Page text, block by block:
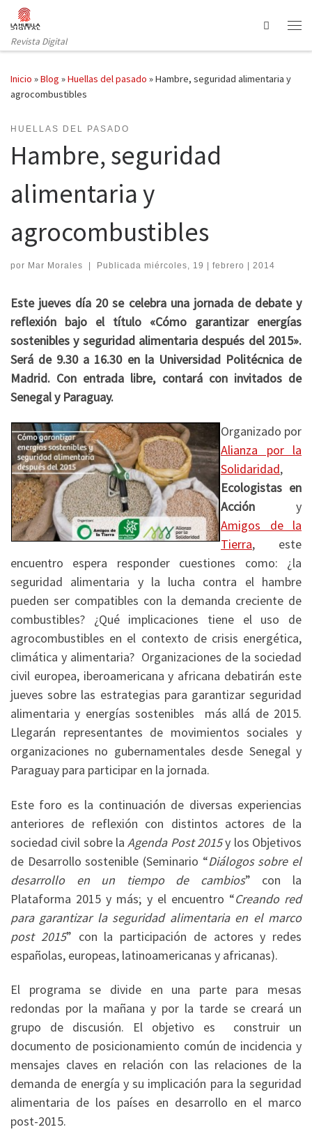
Saltar al contenido
Revista Digital
Search
Inicio »Blog »Huellas del pasado »Hambre, seguridad alimentaria y
agrocombustibles
HUELLAS DEL PASADO
Hambre, seguridad
alimentaria y
agrocombustibles
por Mar Morales | Publicada miércoles, 19 | febrero | 2014
Este jueves día 20 se celebra una jornada de debate y
reflexión bajo el título «Cómo garantizar energías
sostenibles y seguridad alimentaria después del 2015».
Será de 9.30 a 16.30 en la Universidad Politécnica de
Madrid. Con entrada libre, contará con invitados de
Senegal y Paraguay.
Organizado por
Alianza por la
Solidaridad,
Ecologistas en
Acción y
Amigos de la
Tierra, este
encuentro espera responder cuestiones como: ¿la
seguridad alimentaria y la lucha contra el hambre
pueden ser compatibles con la demanda creciente de
combustibles? ¿Qué implicaciones tiene el uso de
agrocombustibles en el contexto de crisis energética,
climática y alimentaria? Organizaciones de la sociedad
civil europea, iberoamericana y africana debatirán este
jueves sobre las estrategias para garantizar seguridad
alimentaria y energías sostenibles más allá de 2015.
Llegarán representantes de movimientos sociales y
organizaciones no gubernamentales desde Senegal y
Paraguay para participar en la jornada.
Este foro es la continuación de diversas experiencias
anteriores de reflexión con distintos actores de la
sociedad civil sobre laAgenda Post 2015y los Objetivos
de Desarrollo sostenible (Seminario “Diálogos sobre el
desarrollo en un tiempo de cambios” con la
Plataforma 2015 y más; y el encuentro “Creando red
para garantizar la seguridad alimentaria en el marco
post 2015” con la participación de actores y redes
españolas, europeas, latinoamericanas y africanas).
El programa se divide en una parte para mesas
redondas por la mañana y por la tarde se creará un
grupo de discusión. El objetivo es construir un
documento de posicionamiento común de incidencia y
mensajes claves en relación con las relaciones de la
demanda de energía y su implicación para la seguridad
alimentaria de los países en desarrollo en el marco
post-2015.